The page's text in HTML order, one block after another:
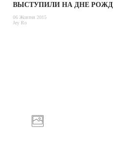
ВЫСТУПИЛИ НА ДНЕ
06 Жовтня 2015
Jey Ro